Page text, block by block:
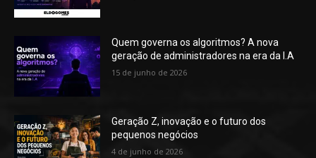
Quem governa os algoritmos? A nova
geração de administradores na era da I.A
15 de junho de 2026
Geração Z, inovação e o futuro dos
pequenos negócios
4 de junho de 2026